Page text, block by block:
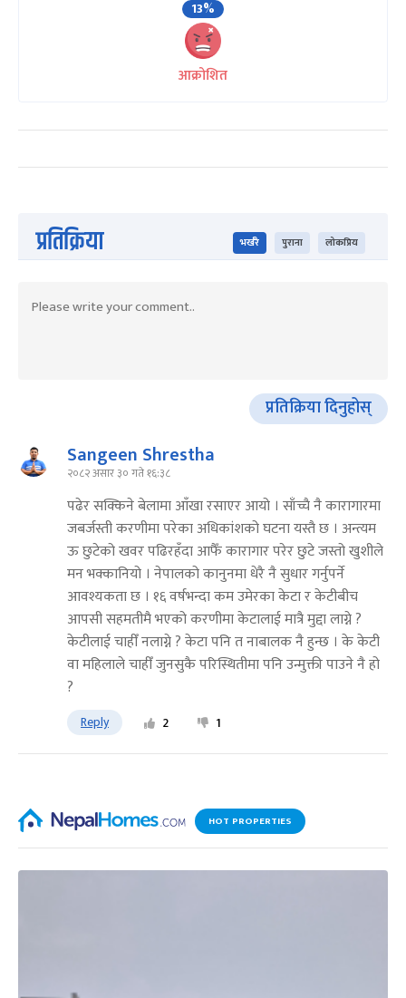
13%
आक्रोशित
प्रतिक्रिया भर्खरै पुराना लोकप्रिय
प्रतिक्रिया दिनुहोस्
Sangeen Shrestha
२०८२ असार ३० गते १६:३८
पढेर सक्किने बेलामा आँखा रसाएर आयो । साँच्चै नै कारागारमा
जबर्जस्ती करणीमा परेका अधिकांशको घटना यस्तै छ । अन्त्यम
ऊ छुटेको खवर पढिरहँदा आफैँ कारागार परेर छुटे जस्तो खुशीले
मन भक्कानियो । नेपालको कानुनमा धेरै नै सुधार गर्नुपर्ने
आवश्यकता छ । १६ वर्षभन्दा कम उमेरका केटा र केटीबीच
आपसी सहमतीमै भएको करणीमा केटालाई मात्रै मुद्दा लाग्ने ?
केटीलाई चाहीँ नलाग्ने ? केटा पनि त नाबालक नै हुन्छ । के केटी
वा महिलाले चाहीँ जुनसुकै परिस्थितीमा पनि उन्मुक्ती पाउने नै हो
?
Reply 2 1
HOT PROPERTIES